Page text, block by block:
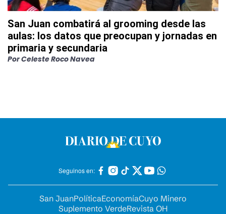
San Juan combatirá al grooming desde las
aulas: los datos que preocupan y jornadas en
primaria y secundaria
PorCeleste Roco Navea
Seguinos en:
San JuanPolíticaEconomíaCuyo Minero
Suplemento VerdeRevista OH